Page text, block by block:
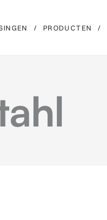
PRODUCTEN